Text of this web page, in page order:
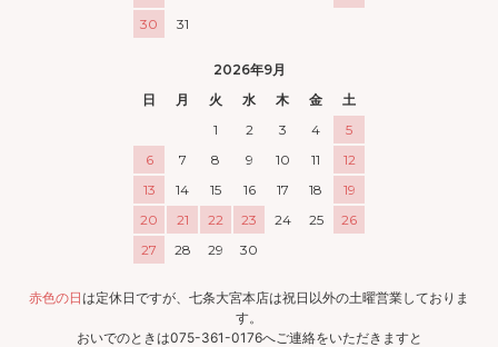
30
31
2026年9月
日
月 火 水 木 金
土
1
2 3 4
5
6
7 8 9 10 11
12
13
14 15 16 17 18
19
20
21 22 23 24 25
26
27
28 29 30
赤色の日は定休日ですが、七条大宮本店は祝日以外の土曜営業しておりま
す。
おいでのときは075-361-0176へご連絡をいただきますと